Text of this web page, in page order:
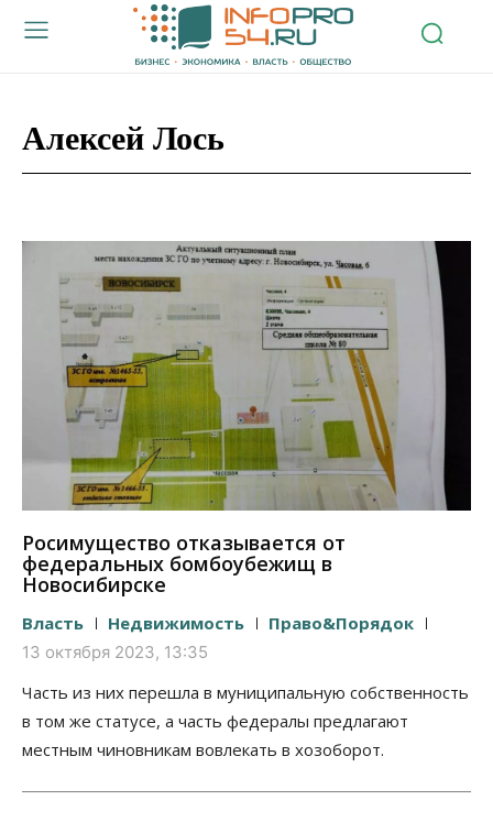
Алексей Лось
Росимущество отказывается от
федеральных бомбоубежищ в
Новосибирске
Власть Недвижимость Право&Порядок
13 октября 2023, 13:35
Часть из них перешла в муниципальную собственность
в том же статусе, а часть федералы предлагают
местным чиновникам вовлекать в хозоборот.